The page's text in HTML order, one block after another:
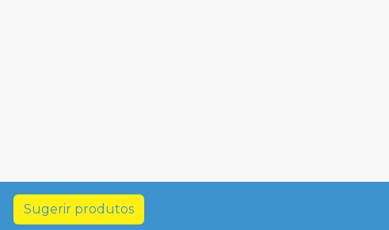
Sugerir produtos